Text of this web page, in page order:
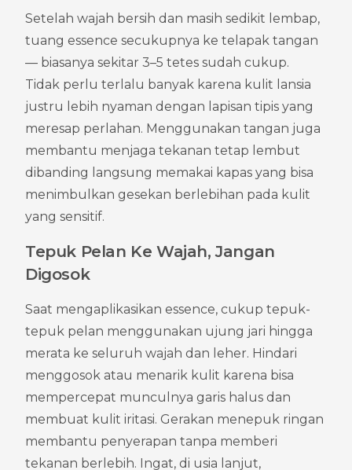
Setelah wajah bersih dan masih sedikit lembap,
tuang essence secukupnya ke telapak tangan
— biasanya sekitar 3–5 tetes sudah cukup.
Tidak perlu terlalu banyak karena kulit lansia
justru lebih nyaman dengan lapisan tipis yang
meresap perlahan. Menggunakan tangan juga
membantu menjaga tekanan tetap lembut
dibanding langsung memakai kapas yang bisa
menimbulkan gesekan berlebihan pada kulit
yang sensitif.
Tepuk Pelan Ke Wajah, Jangan
Digosok
Saat mengaplikasikan essence, cukup tepuk-
tepuk pelan menggunakan ujung jari hingga
merata ke seluruh wajah dan leher. Hindari
menggosok atau menarik kulit karena bisa
mempercepat munculnya garis halus dan
membuat kulit iritasi. Gerakan menepuk ringan
membantu penyerapan tanpa memberi
tekanan berlebih. Ingat, di usia lanjut,